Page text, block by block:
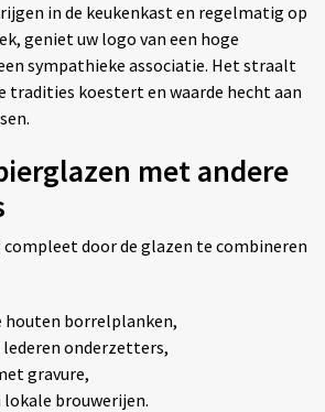
in de keukenkast en regelmatig op
geniet uw logo van een hoge
sympathieke associatie. Het straalt
tradities koestert en waarde hecht aan
met andere
compleet door de glazen te combineren
houten borrelplanken,
onderzetters,
gravure,
brouwerijen.